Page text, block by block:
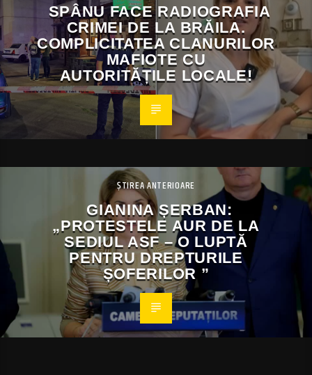
SPÂNU FACE RADIOGRAFIA
CRIMEI DE LA BRĂILA.
COMPLICITATEA CLANURILOR
MAFIOTE CU
AUTORITĂȚILE LOCALE!
ȘTIREA ANTERIOARE
GIANINA ȘERBAN:
„PROTESTELE AUR DE LA
SEDIUL ASF – O LUPTĂ
PENTRU DREPTURILE
ȘOFERILOR ”